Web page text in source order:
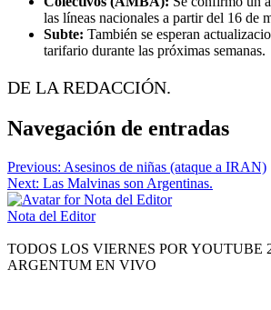
las líneas nacionales a partir del 16 de
Subte: También se esperan
tarifario durante las próximas semanas.
DE LA REDACCIÓN.
Navegación de entradas
Previous: Asesinos de niñas (ataque a IRAN)
Next: Las Malvinas son Argentinas.
Nota del Editor
TODOS LOS VIERNES POR YOUTUBE
ARGENTUM EN VIVO